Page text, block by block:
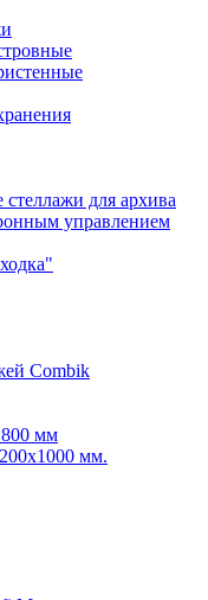
для архива
управлением
Combik
мм
мм.